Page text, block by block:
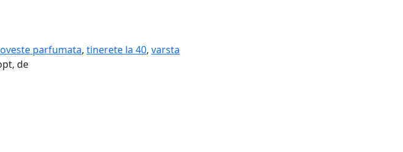
parfumata, tinerete la 40, varsta
de